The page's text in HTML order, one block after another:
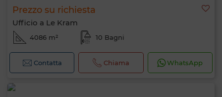
Prezzo su richiesta
Ufficio a Le Kram
4086 m² 10 Bagni
Contatta Chiama WhatsApp